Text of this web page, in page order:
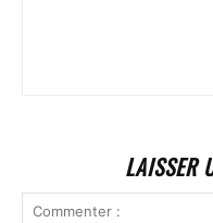
LAISSER